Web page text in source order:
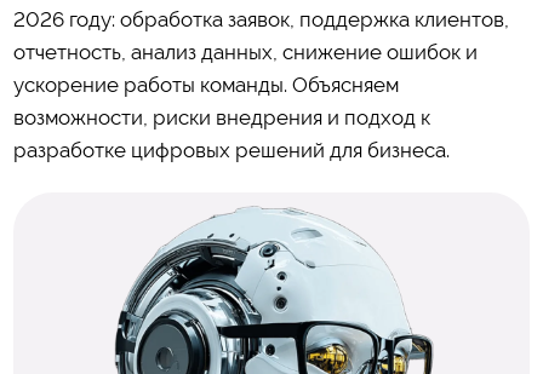
2026 году: обработка заявок, поддержка клиентов,
отчетность, анализ данных, снижение ошибок и
ускорение работы команды. Объясняем
возможности, риски внедрения и подход к
разработке цифровых решений для бизнеса.